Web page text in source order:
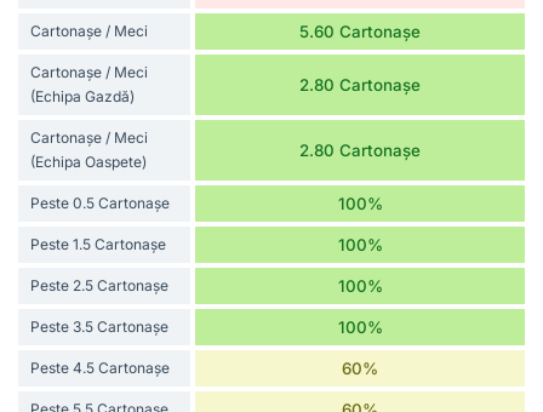
Cartonașe / Meci 5.60 Cartonașe
Cartonașe / Meci
(Echipa Gazdă)
2.80 Cartonașe
Cartonașe / Meci
(Echipa Oaspete)
2.80 Cartonașe
Peste 0.5 Cartonașe 100%
Peste 1.5 Cartonașe 100%
Peste 2.5 Cartonașe 100%
Peste 3.5 Cartonașe 100%
Peste 4.5 Cartonașe 60%